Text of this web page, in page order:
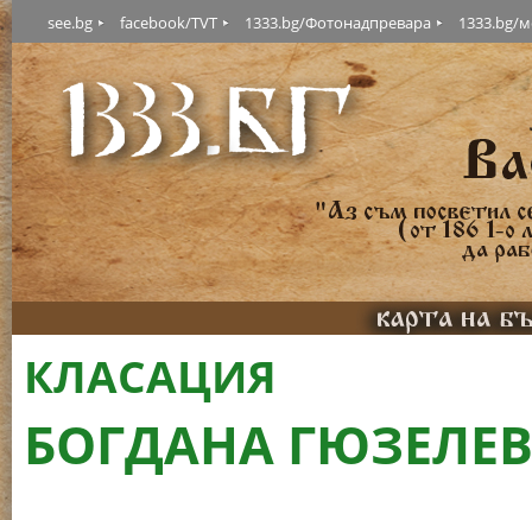
see.bg facebook/TVT 1333.bg/Фотонадпревара 1333.bg/
КЛАСАЦИЯ
БОГДАНА